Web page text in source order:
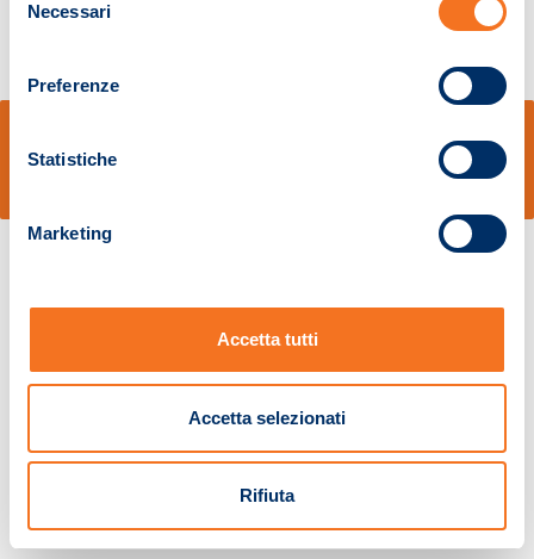
delNecessari
Preferenze
Statistiche
Marketing
Accetta tutti
Accetta selezionati
Rifiuta
Pistoia 01680210505 – R.E.A. n.155974 - Cap.Soc. € 2.000.000,00 i.v. La
Società adotta il Codice Etico D.lgs. 231/01